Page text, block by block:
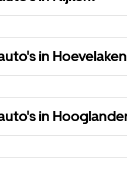
in Hoevelaken
in